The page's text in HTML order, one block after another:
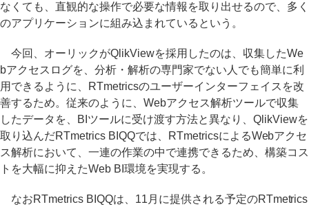
なくても、直観的な操作で必要な情報を取り出せるので、多く
のアプリケーションに組み込まれているという。
今回、オーリックがQlikViewを採用したのは、収集したWe
bアクセスログを、分析・解析の専門家でない人でも簡単に利
用できるように、RTmetricsのユーザーインターフェイスを改
善するため。従来のように、Webアクセス解析ツールで収集
したデータを、BIツールに受け渡す方法と異なり、QlikViewを
取り込んだRTmetrics BIQQでは、RTmetricsによるWebアクセ
ス解析において、一連の作業の中で連携できるため、構築コス
トを大幅に抑えたWeb BI環境を実現する。
なおRTmetrics BIQQは、11月に提供される予定のRTmetrics